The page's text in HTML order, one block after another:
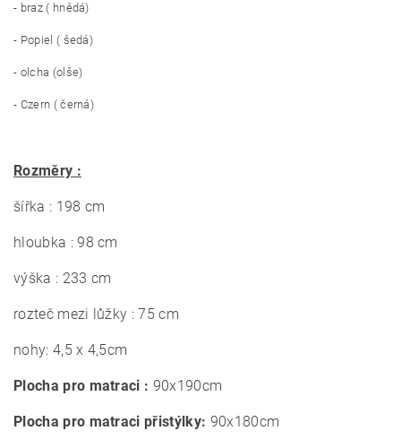
- braz ( hnědá)
- Popiel ( šedá)
- olcha (olše)
- Czern ( černá)
Rozměry :
šířka : 198 cm
hloubka : 98 cm
výška : 233 cm
rozteč mezi lůžky : 75 cm
nohy: 4,5 x 4,5cm
Plocha pro matraci : 90x190cm
Plocha pro matraci přistýlky: 90x180cm